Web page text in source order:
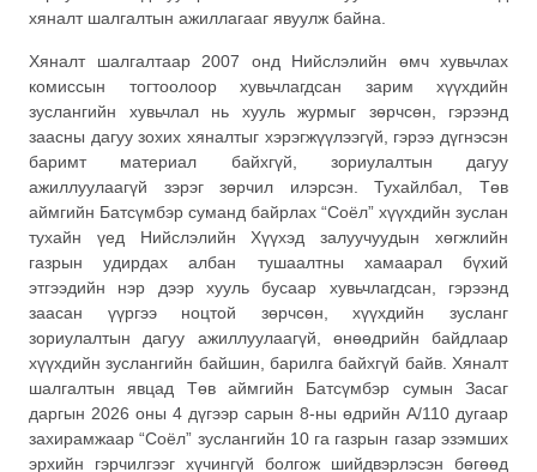
хяналт шалгалтын ажиллагааг явуулж байна.
Хяналт шалгалтаар 2007 онд Нийслэлийн өмч хувьчлах
комиссын тогтоолоор хувьчлагдсан зарим хүүхдийн
зуслангийн хувьчлал нь хууль журмыг зөрчсөн, гэрээнд
заасны дагуу зохих хяналтыг хэрэгжүүлээгүй, гэрээ дүгнэсэн
баримт материал байхгүй, зориулалтын дагуу
ажиллуулаагүй зэрэг зөрчил илэрсэн. Тухайлбал, Төв
аймгийн Батсүмбэр суманд байрлах “Соёл” хүүхдийн зуслан
тухайн үед Нийслэлийн Хүүхэд залуучуудын хөгжлийн
газрын удирдах албан тушаалтны хамаарал бүхий
этгээдийн нэр дээр хууль бусаар хувьчлагдсан, гэрээнд
заасан үүргээ ноцтой зөрчсөн, хүүхдийн зусланг
зориулалтын дагуу ажиллуулаагүй, өнөөдрийн байдлаар
хүүхдийн зуслангийн байшин, барилга байхгүй байв. Хяналт
шалгалтын явцад Төв аймгийн Батсүмбэр сумын Засаг
даргын 2026 оны 4 дүгээр сарын 8-ны өдрийн А/110 дугаар
захирамжаар “Соёл” зуслангийн 10 га газрын газар эзэмших
эрхийн гэрчилгээг хүчингүй болгож шийдвэрлэсэн бөгөөд